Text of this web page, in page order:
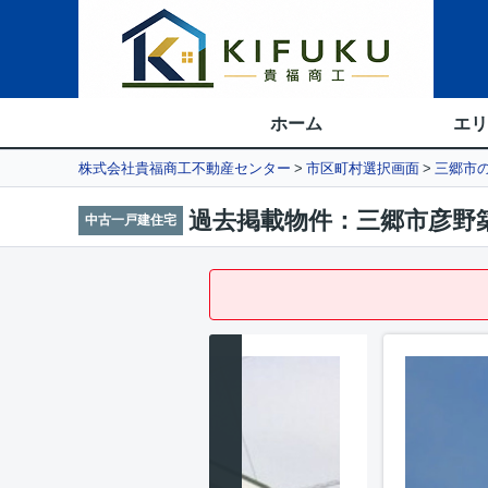
ホーム エ
株式会社貴福商工不動産センター 市区町村選択画面 三郷市
中古一戸建住宅 過去掲載物件：三郷市彦野